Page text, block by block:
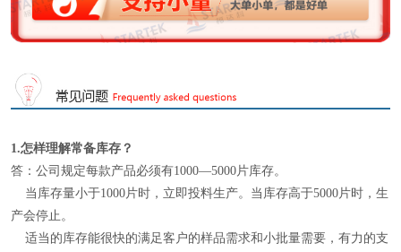
1.怎样理解常备库存？
答：公司规定每款产品必须有1000—5000片库存。
当库存量小于1000片时，立即投料生产。当库存高于5000片时，生
产会停止。
适当的库存能很快的满足客户的样品需求和小批量需要，有力的支